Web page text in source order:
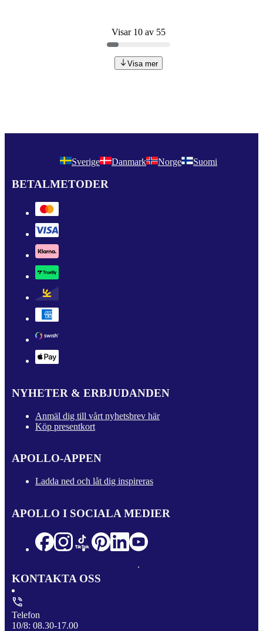
Visar 10 av 55
Visa mer
Sverige Danmark Norge Suomi
BETALMETODER
NYHETER & ERBJUDANDEN
Anmäl dig till vårt nyhetsbrev här
Köp presentkort
APOLLO-APPEN
Ladda ned och låt dig inspireras
APOLLO I SOCIALA MEDIER
KONTAKTA OSS
Telefon
10/8: 08.30-17.00